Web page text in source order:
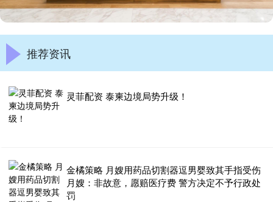
推荐资讯
灵菲配资 泰柬边境局势升级！
金橘策略 月嫂用药品切割器逗男婴致其手指受伤
月嫂：非故意，愿赔医疗费 警方决定不予行政处
罚